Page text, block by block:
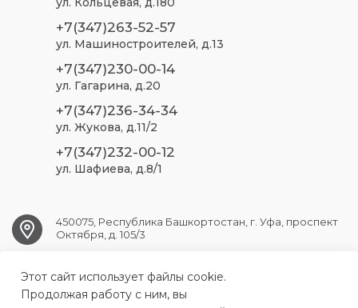
+7(347)263-52-57
ул. Машиностроителей, д.13
+7(347)230-00-14
ул. Гагарина, д.20
+7(347)236-34-34
ул. Жукова, д.11/2
+7(347)232-00-12
ул. Шафиева, д.8/1
450075, Республика Башкортостан, г. Уфа, проспект
Октября, д. 105/3
ufa.sp2@doctorrb.ru
Этот сайт использует файлы cookie.
Продолжая работу с ним, вы